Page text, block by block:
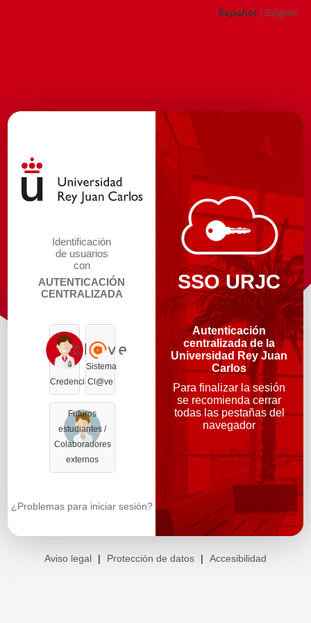
Español | English
Identificación
de usuarios
con
AUTENTICACIÓN
CENTRALIZADA
Credenciales
Sistema
Cl@ve
Futuros
estudiantes /
Colaboradores
externos
¿Problemas para iniciar sesión?
SSO URJC
Autenticación
centralizada de la
Universidad Rey Juan
Carlos
Para finalizar la sesión
se recomienda cerrar
todas las pestañas del
navegador
Aviso legal | Protección de datos | Accesibilidad